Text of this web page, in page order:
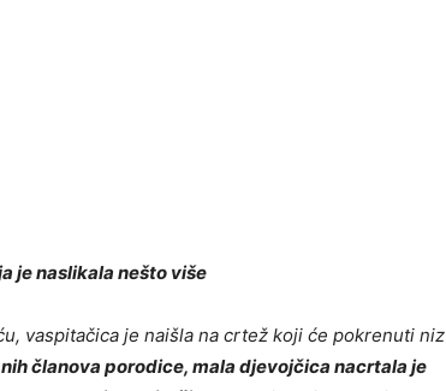
je naslikala nešto više
vaspitačica je naišla na crtež koji će pokrenuti niz
članova porodice, mala djevojčica nacrtala je